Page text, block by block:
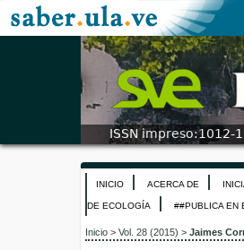
INICIO ACERCA DE
DE ECOLOGÍA ##PUBLICA EN
Inicio > Vol. 28 (2015) > Jaimes